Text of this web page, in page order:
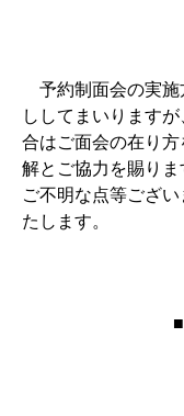
予約制面会の実施
ししてまいります
合はご面会の在り
解とご協力を賜りま
ご不明な点等ござ
たします。